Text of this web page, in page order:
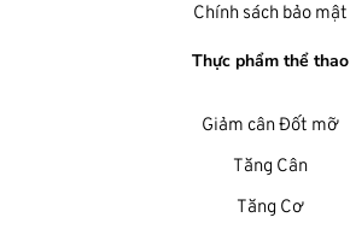
Chính sách bảo mật
Thực phẩm thể thao
Giảm cân Đốt mỡ
Tăng Cân
Tăng Cơ